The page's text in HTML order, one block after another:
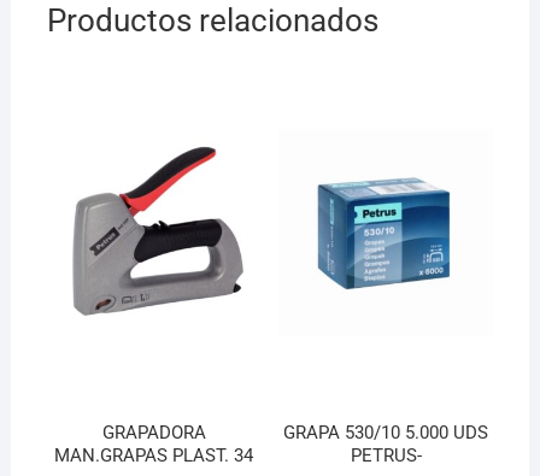
Productos relacionados
GRAPADORA
MAN.GRAPAS PLAST. 34
GRAPA 530/10 5.000 UDS
PETRUS-